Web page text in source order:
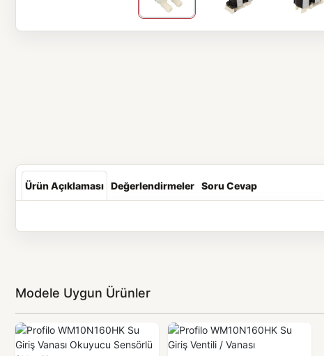
Ürün Açıklaması Değerlendirmeler Soru Cevap
Modele Uygun Ürünler